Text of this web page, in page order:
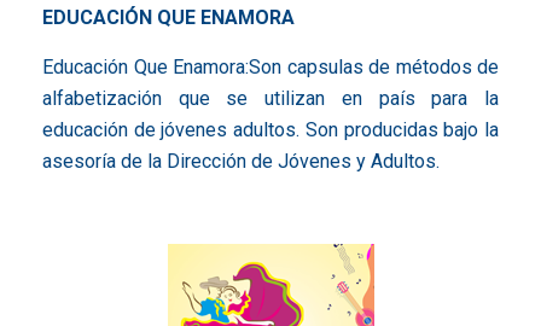
EDUCACIÓN QUE ENAMORA
Educación Que Enamora:Son capsulas de métodos de
alfabetización que se utilizan en país para la
educación de jóvenes adultos. Son producidas bajo la
asesoría de la Dirección de Jóvenes y Adultos.